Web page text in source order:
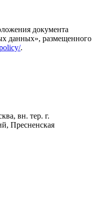
документа
данных», размещенного
.
вн. тер. г.
Пресненская